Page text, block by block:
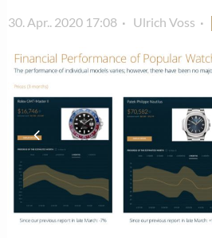
30. Apr.. 2020 17:08 Ulrich Voss